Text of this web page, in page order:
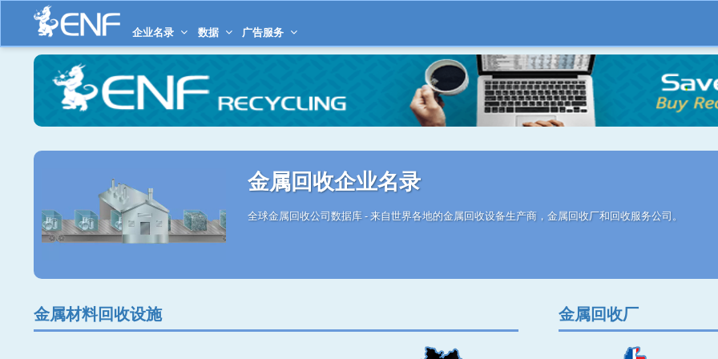
企业名录 数据 广告服务
金属回收企业名录
全球金属回收公司数据库 - 来自世界各地的金属回收设备生产商，金属回收厂和回收服务公司。
金属材料回收设施 金属回收厂